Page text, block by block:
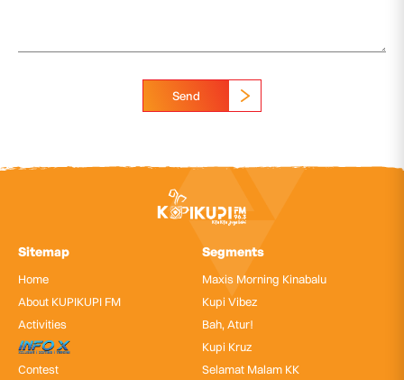
Send
Sitemap
Home
About KUPIKUPI FM
Activities
InfoX
Contest
Segments
Maxis Morning Kinabalu
Kupi Vibez
Bah, Atur!
Kupi Kruz
Selamat Malam KK